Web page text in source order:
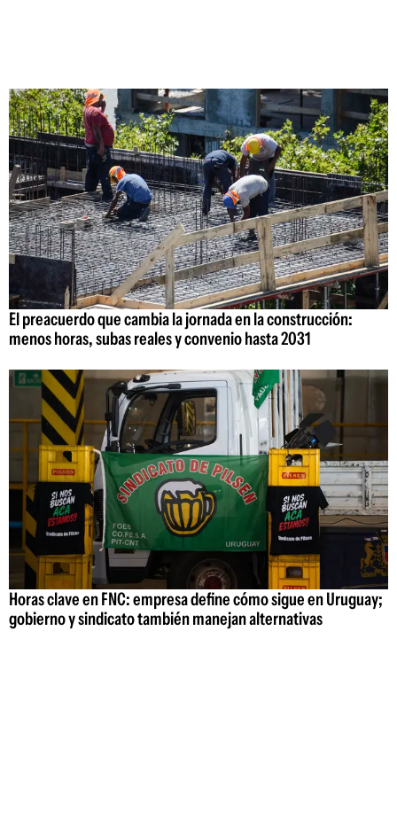
El preacuerdo que cambia la jornada en la construcción:
menos horas, subas reales y convenio hasta 2031
Horas clave en FNC: empresa define cómo sigue en Uruguay;
gobierno y sindicato también manejan alternativas